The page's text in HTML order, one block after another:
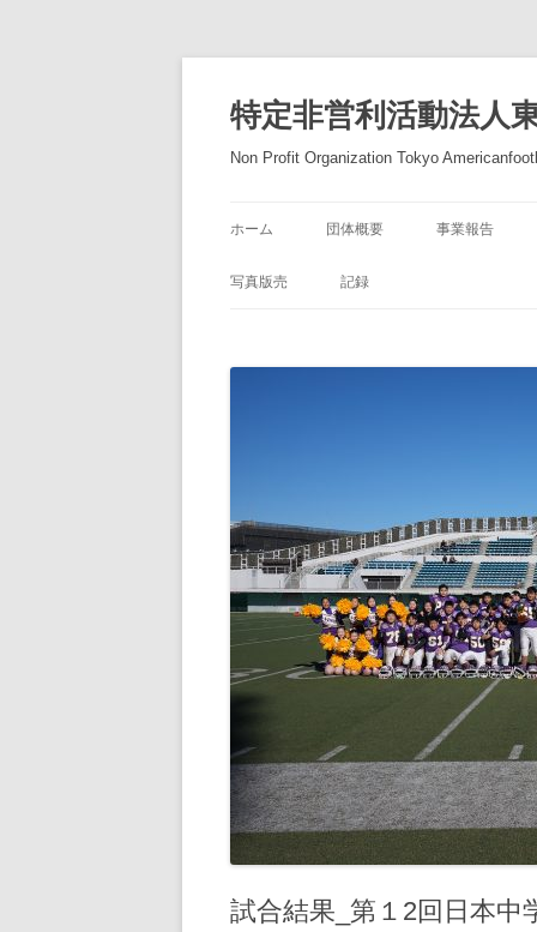
テ
ン
ツ
へ
ス
特定非営利活動法人
Non Profit Organization Tokyo
ホーム 団体概要 事業報告
写真版売 記録
試合結果_第１2回日本